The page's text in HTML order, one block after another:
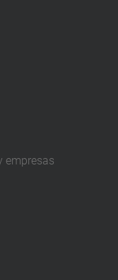
empresas